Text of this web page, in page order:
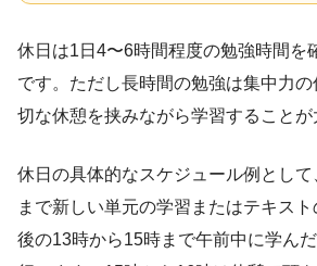
休日は1日4〜6時間程度の勉強時間を
です。ただし長時間の勉強は集中力
切な休憩を挟みながら学習することが
休日の具体的なスケジュール例とし
まで新しい単元の学習またはテキス
後の13時から15時まで午前中に学ん